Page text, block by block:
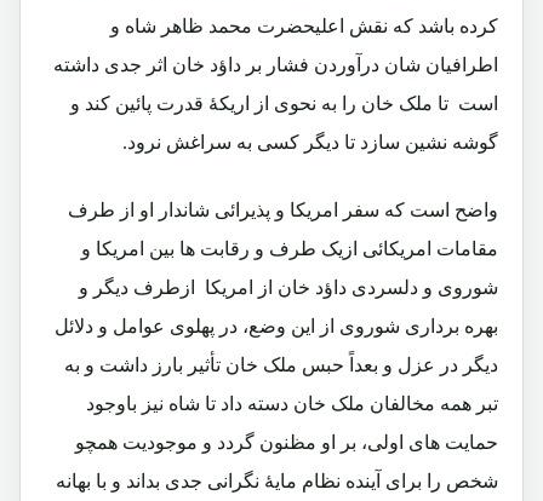
کرده باشد که نقش اعلیحضرت محمد ظاهر شاه و
اطرافیان شان درآوردن فشار بر داؤد خان اثر جدی داشته
است تا ملک خان را به نحوی از اریکۀ قدرت پائین کند و
گوشه نشین سازد تا دیگر کسی به سراغش نرود.
واضح است که سفر امریکا و پذیرائی شاندار او از طرف
مقامات امریکائی ازیک طرف و رقابت ها بین امریکا و
شوروی و دلسردی داؤد خان از امریکا ازطرف دیگر و
بهره برداری شوروی از این وضع، در پهلوی عوامل و دلائل
دیگر در عزل و بعداً حبس ملک خان تأثیر بارز داشت و به
تبر همه مخالفان ملک خان دسته داد تا شاه نیز باوجود
حمایت های اولی، بر او مظنون گردد و موجودیت همچو
شخص را برای آینده نظام مایۀ نگرانی جدی بداند و با بهانه